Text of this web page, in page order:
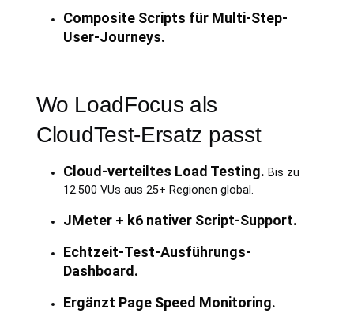
Composite Scripts für Multi-Step-
User-Journeys.
Wo LoadFocus als
CloudTest-Ersatz passt
Cloud-verteiltes Load Testing. Bis zu
12.500 VUs aus 25+ Regionen global.
JMeter + k6 nativer Script-Support.
Echtzeit-Test-Ausführungs-
Dashboard.
Ergänzt Page Speed Monitoring.